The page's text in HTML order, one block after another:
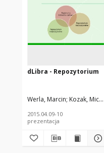
dLibra - Repozytorium
Werla, Marcin Kozak, Michał
2015.04.09-10
prezentacja